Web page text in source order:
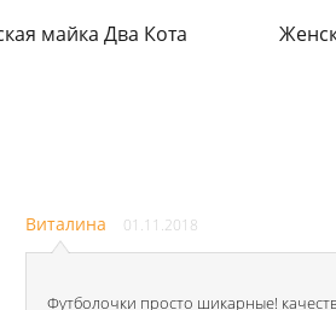
майка Два Кота
Виталина 01.11.2018
Футболочки просто шикарные!